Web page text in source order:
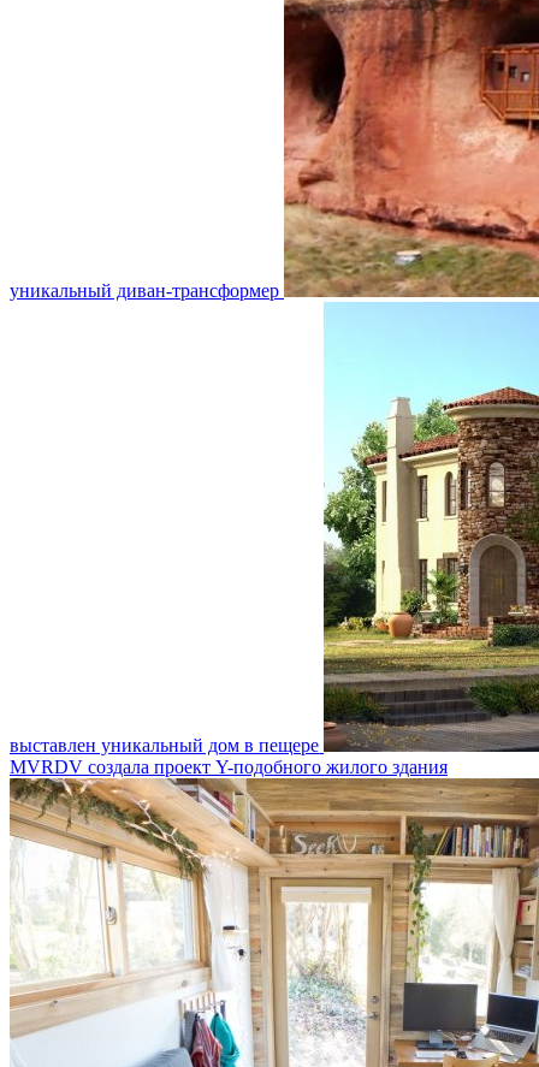
уникальный диван-трансформер
выставлен уникальный дом в пещере
MVRDV создала проект Y-подобного жилого здания